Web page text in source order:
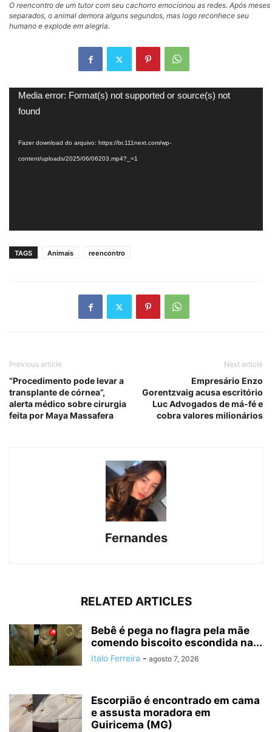
O reencontro de um tutor com seu cachorro emocionou as redes. Após meses
separados, o animal demora alguns segundos, mas logo reconhece seu
humano e explode em alegria.
Tocador
de
Media error: Format(s) not supported or source(s) not
found
Fazer download do arquivo: https://br.111next.com/wp-
content/uploads/2025/06/06203.mp4?_=1
TAGS Animais reencontro
Previous article
“Procedimento pode levar a
transplante de córnea”,
alerta médico sobre cirurgia
feita por Maya Massafera
Next article
Empresário Enzo
Gorentzvaig acusa escritório
Luc Advogados de má-fé e
cobra valores milionários
Fernandes
RELATED ARTICLES
Bebê é pega no flagra pela mãe
comendo biscoito escondida na...
Italo Ferreira - agosto 7, 2026
Escorpião é encontrado em cama
e assusta moradora em
Guiricema (MG)